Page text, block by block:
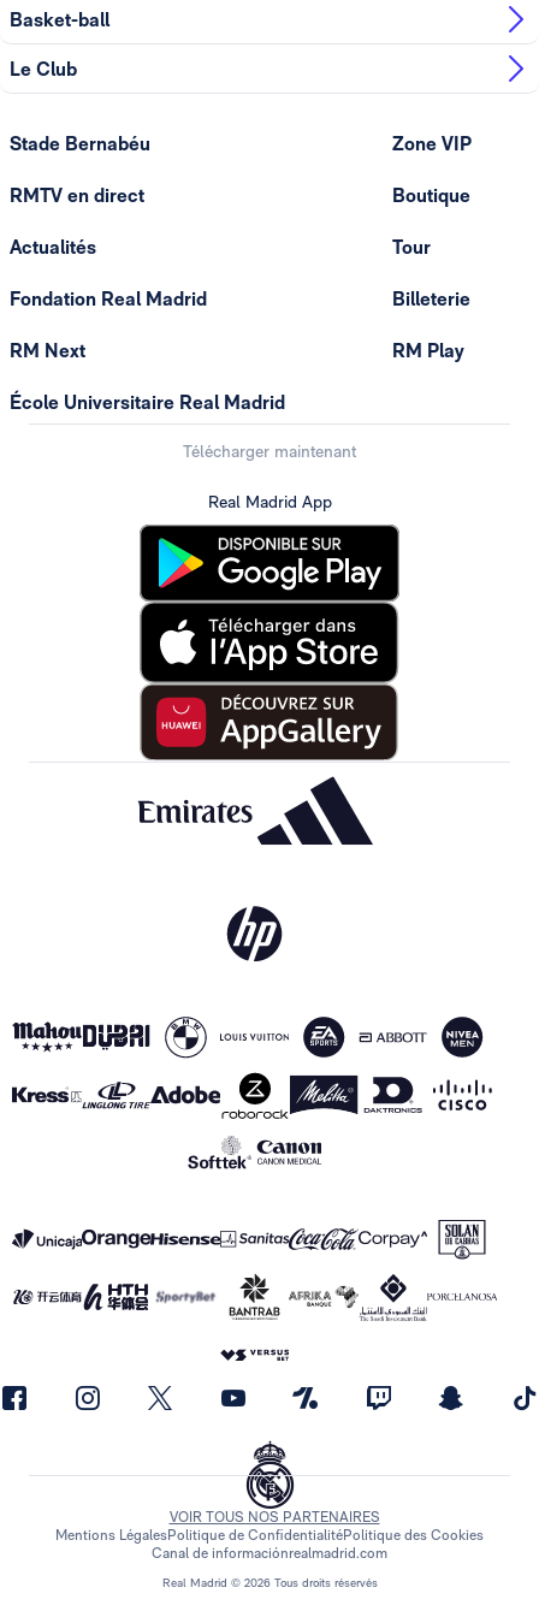
Basket-ball
Le Club
Stade Bernabéu
RMTV en direct
Actualités
Fondation Real Madrid
RM Next
École Universitaire Real Madrid
Zone VIP
Boutique
Tour
Billeterie
RM Play
Télécharger maintenant
Real Madrid App
Real Madrid © 2026 Tous droits réservés
VOIR TOUS NOS PARTENAIRES
Mentions LégalesPolitique de ConfidentialitéPolitique des Cookies
Canal de informaciónrealmadrid.com